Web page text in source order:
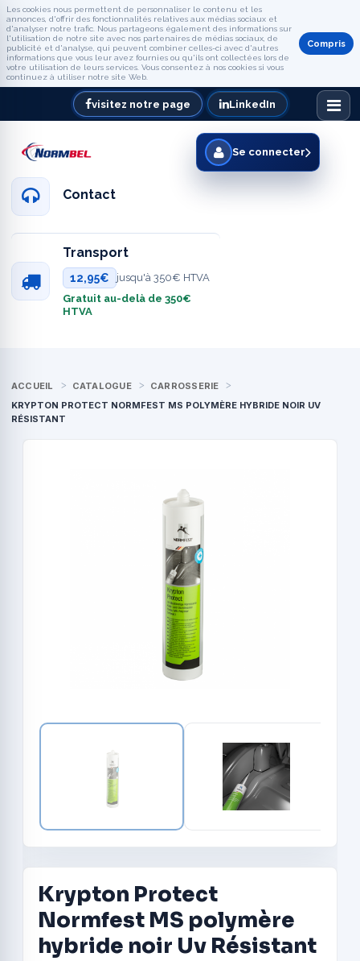
Les cookies nous permettent de personnaliser le contenu et les
annonces, d'offrir des fonctionnalités relatives aux médias sociaux et
d'analyser notre trafic. Nous partageons également des informations sur
l'utilisation de notre site avec nos partenaires de médias sociaux, de
publicité et d'analyse, qui peuvent combiner celles-ci avec d'autres
informations que vous leur avez fournies ou qu'ils ont collectées lors de
votre utilisation de leurs services. Vous consentez à nos cookies si vous
continuez à utiliser notre site Web.
Compris
visitez notre page LinkedIn
Contact
Transport
12,95€
jusqu'à 350€ HTVA
Gratuit au-delà de 350€
HTVA
Se connecter
ACCUEIL CATALOGUE
CARROSSERIE
KRYPTON PROTECT NORMFEST MS POLYMÈRE HYBRIDE NOIR UV
RÉSISTANT
Krypton Protect
Normfest MS polymère
hybride noir Uv Résistant